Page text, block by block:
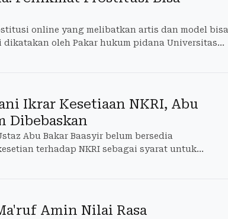
online yang melibatkan artis dan model bisa
oleh Pakar hukum pidana Universitas
Ikrar Kesetiaan NKRI, Abu
Dibebaskan
Abu Bakar Baasyir belum bersedia
terhadap NKRI sebagai syarat untuk
Amin Nilai Rasa